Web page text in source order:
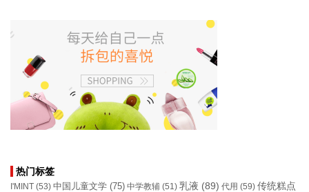
热门标签
I'MINT (53) 中国儿童文学 (75) 中学教辅 (51) 乳液 (89) 代用 (59) 传统糕点